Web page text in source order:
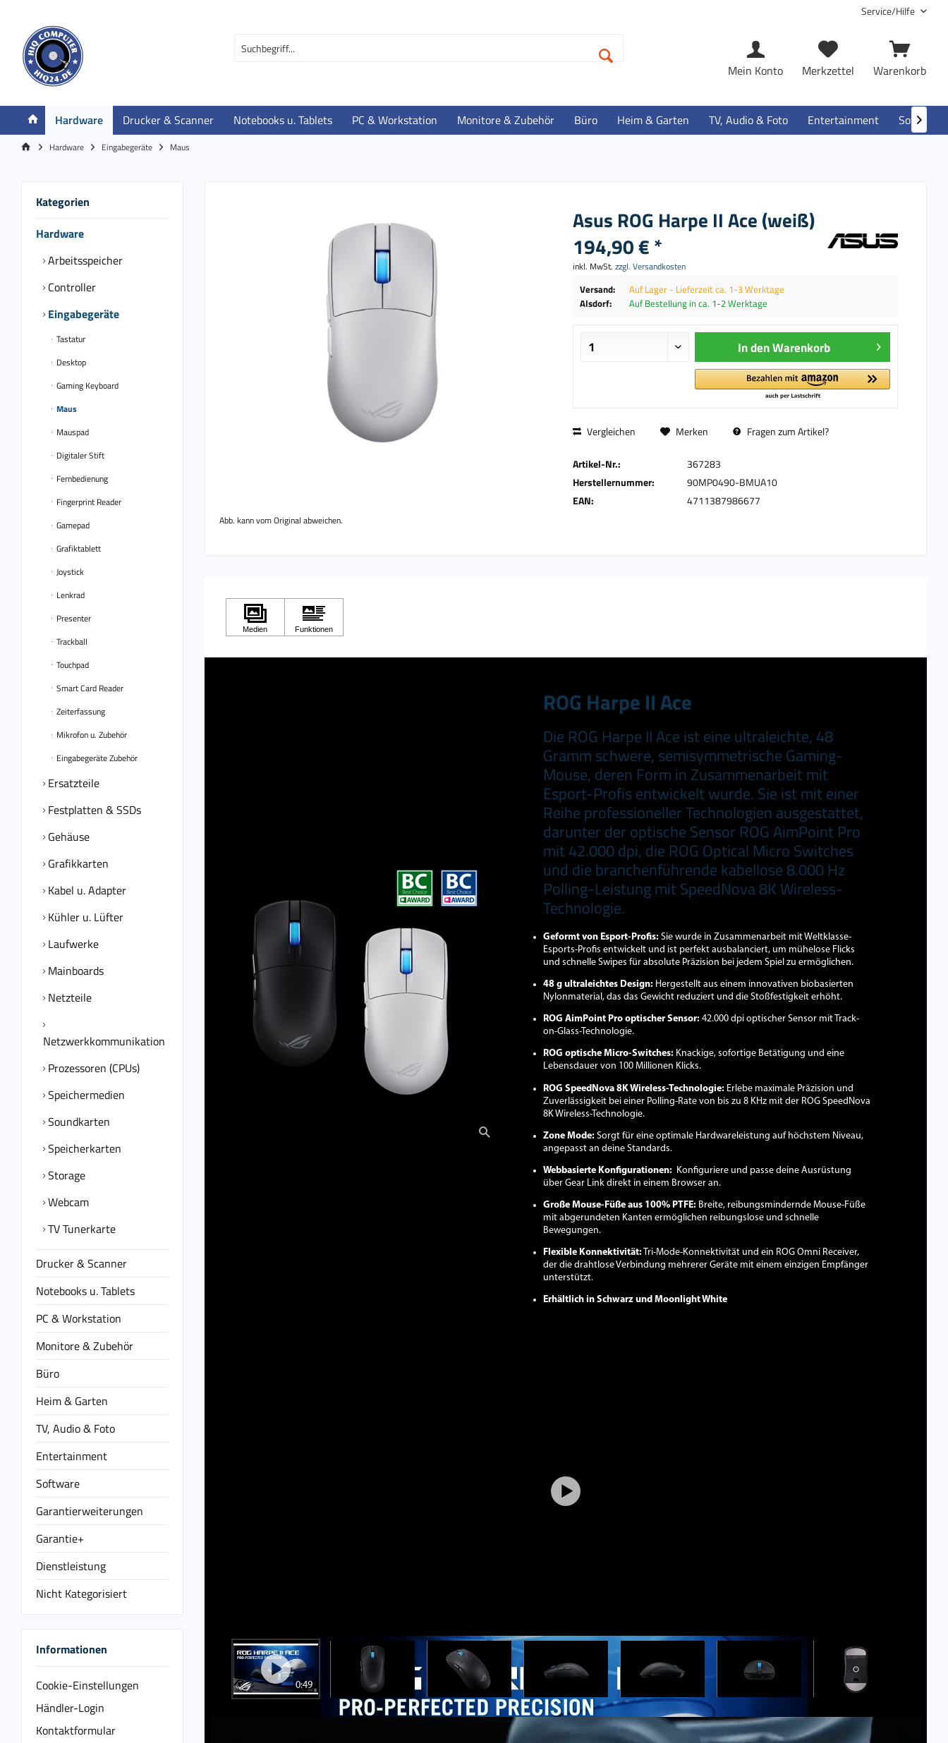
Service/Hilfe
Warenkorb
Merkzettel
Mein Konto
Hardware Drucker & Scanner Notebooks u. Tablets PC & Workstation Monitore & Zubehör Büro Heim & Garten TV, Audio & Foto Entertainment Software

Hardware Eingabegeräte Maus
Kategorien
Hardware
Arbeitsspeicher
Controller
Eingabegeräte
Tastatur
Desktop
Gaming Keyboard
Maus
Mauspad
Digitaler Stift
Fernbedienung
Fingerprint Reader
Gamepad
Grafiktablett
Joystick
Lenkrad
Presenter
Trackball
Touchpad
Smart Card Reader
Zeiterfassung
Mikrofon u. Zubehör
Eingabegeräte Zubehör
Ersatzteile
Festplatten & SSDs
Gehäuse
Grafikkarten
Kabel u. Adapter
Kühler u. Lüfter
Laufwerke
Mainboards
Netzteile
Netzwerkkommunikation
Prozessoren (CPUs)
Speichermedien
Soundkarten
Speicherkarten
Storage
Webcam
TV Tunerkarte
Drucker & Scanner
Notebooks u. Tablets
PC & Workstation
Monitore & Zubehör
Büro
Heim & Garten
TV, Audio & Foto
Entertainment
Software
Garantierweiterungen
Garantie+
Dienstleistung
Nicht Kategorisiert
Informationen
Cookie-Einstellungen
Händler-Login
Kontaktformular
Abb. kann vom Original abweichen.
Asus ROG Harpe II Ace (weiß)
194,90 € *
inkl. MwSt. zzgl. Versandkosten
Versand:
Auf Lager - Lieferzeit ca. 1-3 Werktage
Alsdorf:
Auf Bestellung in ca. 1-2 Werktage
In denWarenkorb
Vergleichen Merken Fragen zum Artikel?
Artikel-Nr.:
367283
Herstellernummer:
90MP0490-BMUA10
EAN:
4711387986677
ROG Harpe II Ace
Die ROG Harpe II Ace ist eine ultraleichte, 48
Gramm schwere, semisymmetrische Gaming-
Mouse, deren Form in Zusammenarbeit mit
Esport-Profis entwickelt wurde. Sie ist mit einer
Reihe professioneller Technologien ausgestattet,
darunter der optische Sensor ROG AimPoint Pro
mit 42.000 dpi, die ROG Optical Micro Switches
und die branchenführende kabellose 8.000 Hz
Polling-Leistung mit SpeedNova 8K Wireless-
Technologie.
Geformt von Esport-Profis: Sie wurde in Zusammenarbeit mit Weltklasse-
Esports-Profis entwickelt und ist perfekt ausbalanciert, um mühelose Flicks
und schnelle Swipes für absolute Präzision bei jedem Spiel zu ermöglichen.
48 g ultraleichtes Design: Hergestellt aus einem innovativen biobasierten
Nylonmaterial, das das Gewicht reduziert und die Stoßfestigkeit erhöht.
ROG AimPoint Pro optischer Sensor: 42.000 dpi optischer Sensor mit Track-
on-Glass-Technologie.
ROG optische Micro-Switches: Knackige, sofortige Betätigung und eine
Lebensdauer von 100 Millionen Klicks.
ROG SpeedNova 8K Wireless-Technologie: Erlebe maximale Präzision und
Zuverlässigkeit bei einer Polling-Rate von bis zu 8 KHz mit der ROG SpeedNova
8K Wireless-Technologie.
Zone Mode: Sorgt für eine optimale Hardwareleistung auf höchstem Niveau,
angepasst an deine Standards.
Webbasierte Konfigurationen: Konfiguriere und passe deine Ausrüstung
über Gear Link direkt in einem Browser an.
Große Mouse-Füße aus 100% PTFE: Breite, reibungsmindernde Mouse-Füße
mit abgerundeten Kanten ermöglichen reibungslose und schnelle
Bewegungen.
Flexible Konnektivität: Tri-Mode-Konnektivität und ein ROG Omni Receiver,
der die drahtlose Verbindung mehrerer Geräte mit einem einzigen Empfänger
unterstützt.
Erhältlich in Schwarz und Moonlight White
0:49